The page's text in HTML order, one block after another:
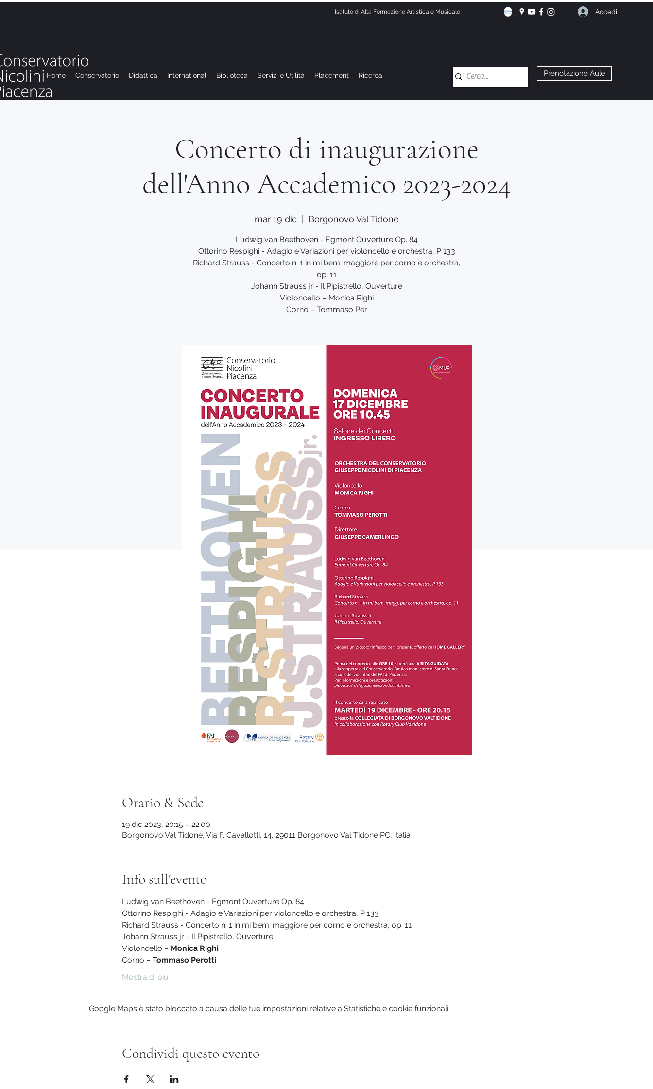
Istituto di Alta Formazione Artistica e Musicale Accedi
Home Conservatorio Didattica International Biblioteca Servizi e Utilità Placement Ricerca Prenotazione Aule
Concerto di inaugurazione
dell'Anno Accademico 2023-2024
mar 19 dic Borgonovo Val Tidone
Ludwig van Beethoven - Egmont Ouverture Op. 84
Ottorino Respighi - Adagio e Variazioni per violoncello e orchestra, P 133
Richard Strauss - Concerto n. 1 in mi bem. maggiore per corno e orchestra,
op. 11
Johann Strauss jr - Il Pipistrello, Ouverture
Violoncello – Monica Righi
Corno – Tommaso Per
Orario & Sede
19 dic 2023, 20:15 – 22:00
Borgonovo Val Tidone, Via F. Cavallotti, 14, 29011 Borgonovo Val Tidone PC, Italia
Info sull'evento
Ludwig van Beethoven - Egmont Ouverture Op. 84
Ottorino Respighi - Adagio e Variazioni per violoncello e orchestra, P 133
Richard Strauss - Concerto n. 1 in mi bem. maggiore per corno e orchestra, op. 11
Johann Strauss jr - Il Pipistrello, Ouverture
Violoncello – Monica Righi
Corno – Tommaso Perotti
Mostra di più
Google Maps è stato bloccato a causa delle tue impostazioni relative a Statistiche e cookie funzionali.
Condividi questo evento